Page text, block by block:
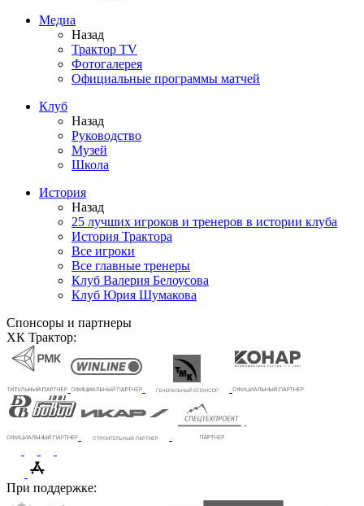
Медиа
Назад
Трактор TV
Фотогалерея
Официальные программы матчей
Клуб
Назад
Руководство
Музей
Школа
История
Назад
25 лучших игроков и тренеров в истории клуба
История Трактора
Все игроки
Все главные тренеры
Клуб Валерия Белоусова
Клуб Юрия Шумакова
Спонсоры и партнеры
ХК Трактор:
При поддержке: